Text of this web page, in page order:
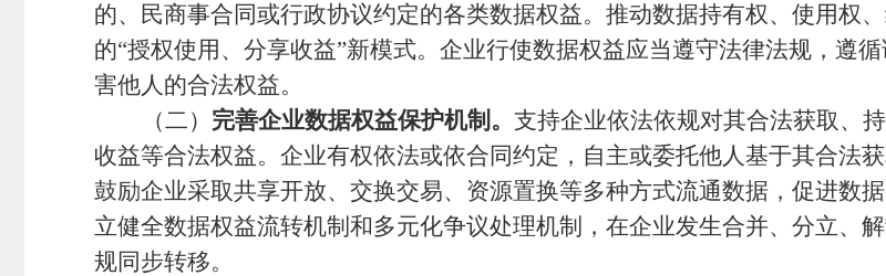
的、民商事合同或行政协议约定的各类数据权益。推动数据持有权、使用权
的“授权使用、分享收益”新模式。企业行使数据权益应当遵守法律法规，遵
害他人的合法权益。
（二） 完善企业数据权益保护机制。 支持企业依法依规对其合法获取、
收益等合法权益。企业有权依法或依合同约定，自主或委托他人基于其合法
鼓励企业采取共享开放、交换交易、资源置换等多种方式流通数据，促进数
立健全数据权益流转机制和多元化争议处理机制，在企业发生合并、分立、
规同步转移。